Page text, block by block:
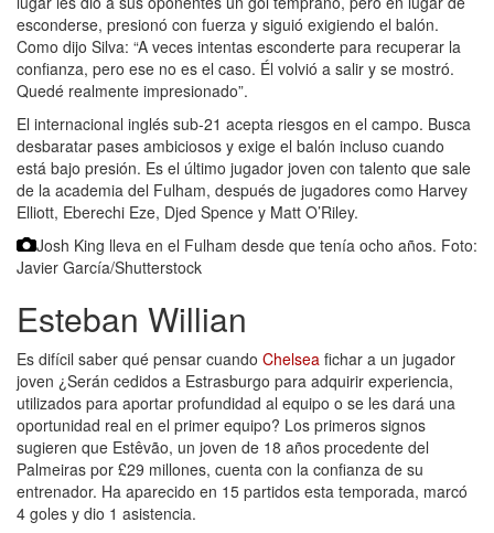
esconderse, presionó con fuerza y siguió exigiendo el balón.
Como dijo Silva: “A veces intentas esconderte para recuperar la
confianza, pero ese no es el caso. Él volvió a salir y se mostró.
Quedé realmente impresionado”.
El internacional inglés sub-21 acepta riesgos en el campo. Busca
desbaratar pases ambiciosos y exige el balón incluso cuando
está bajo presión. Es el último jugador joven con talento que sale
de la academia del Fulham, después de jugadores como Harvey
Elliott, Eberechi Eze, Djed Spence y Matt O’Riley.
Josh King lleva en el Fulham desde que tenía ocho años. Foto:
Javier García/Shutterstock
Esteban Willian
Es difícil saber qué pensar cuando Chelsea fichar a un jugador
joven ¿Serán cedidos a Estrasburgo para adquirir experiencia,
utilizados para aportar profundidad al equipo o se les dará una
oportunidad real en el primer equipo? Los primeros signos
sugieren que Estêvão, un joven de 18 años procedente del
Palmeiras por £29 millones, cuenta con la confianza de su
entrenador. Ha aparecido en 15 partidos esta temporada, marcó
4 goles y dio 1 asistencia.